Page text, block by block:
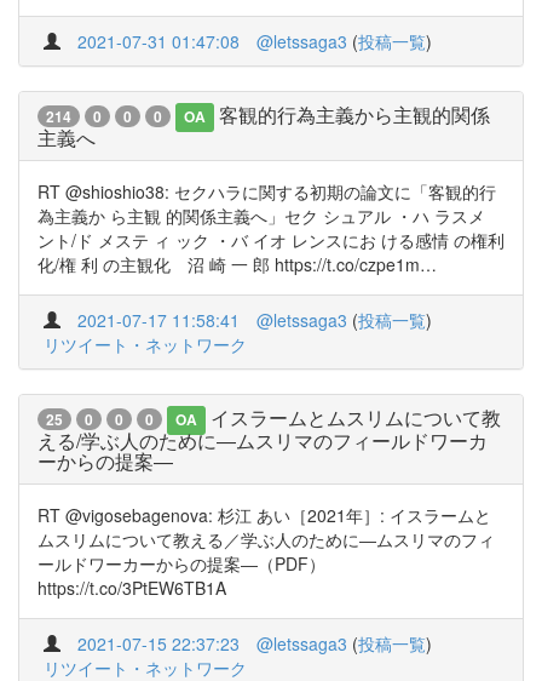
2021-07-31 01:47:08 @letssaga3 (投稿一覧)
214 0 0 0 OA
客観的行為主義から主観的関係
主義へ
RT @shioshio38: セクハラに関する初期の論文に「客観的行
為主義か ら主観 的関係主義へ」セク シュアル ・ハ ラスメ
ント/ド メステ ィ ック ・バ イオ レンスにお ける感情 の権利
化/権 利 の主観化 沼 崎 一 郎 https://t.co/czpe1m…
2021-07-17 11:58:41 @letssaga3 (投稿一覧)
リツイート・ネットワーク
25 0 0 0 OA
イスラームとムスリムについて教
える/学ぶ人のために―ムスリマのフィールドワーカ
ーからの提案―
RT @vigosebagenova: 杉江 あい［2021年］: イスラームと
ムスリムについて教える／学ぶ人のために―ムスリマのフィ
ールドワーカーからの提案―（PDF）
https://t.co/3PtEW6TB1A
2021-07-15 22:37:23 @letssaga3 (投稿一覧)
リツイート・ネットワーク